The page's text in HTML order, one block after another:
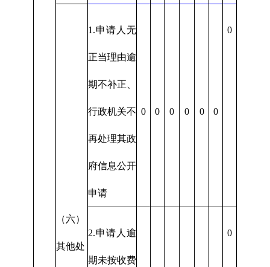
（六）
其他处
1.申请人无
正当理由逾
期不补正、
行政机关不
再处理其政
府信息公开
申请
0 0 0 0 0 0
0
2.申请人逾
期未按收费
0